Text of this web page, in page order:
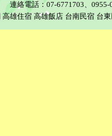
連絡電話：07-6771703、
高雄住宿 高雄飯店 台南民宿 台